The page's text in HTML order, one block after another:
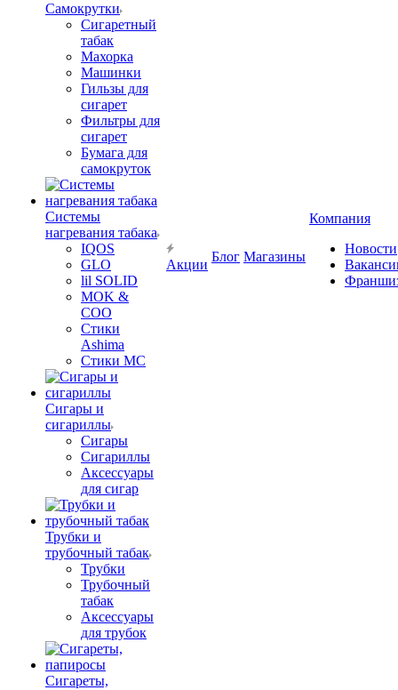
Самокрутки
Сигаретный
табак
Махорка
Машинки
Гильзы для
сигарет
Фильтры для
сигарет
Бумага для
самокруток
Системы
нагревания табака
IQOS
GLO
lil SOLID
MOK &
COO
Стики
Ashima
Стики MC
Сигары и
сигариллы
Сигары
Сигариллы
Аксессуары
для сигар
Трубки и
трубочный табак
Трубки
Трубочный
табак
Аксессуары
для трубок
Сигареты,
Акции
Блог Магазины
Компания
Новости